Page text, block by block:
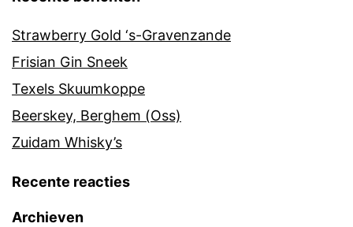
Strawberry Gold ‘s-Gravenzande
Frisian Gin Sneek
Texels Skuumkoppe
Beerskey, Berghem (Oss)
Zuidam Whisky’s
Recente reacties
Archieven